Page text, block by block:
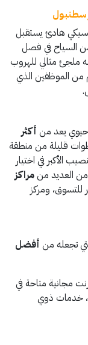
هادئ يستقبل
من السياح في فصل
ملجئ مثالي للهروب
من الموظفين الذي
يعد من أكثر
قليلة من منطقة
الأكبر في اختيار
من العديد منمراكز
للتسوق، ومركز
تجعله من أفضل
مجانية متاحة في
، خدمات ذوي